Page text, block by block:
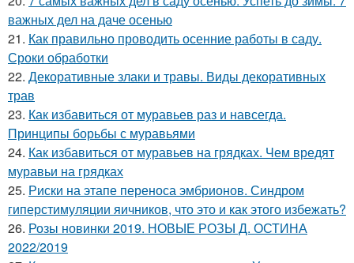
важных дел на даче осенью
21. Как правильно проводить осенние работы в саду.
Сроки обработки
22. Декоративные злаки и травы. Виды декоративных
трав
23. Как избавиться от муравьев раз и навсегда.
Принципы борьбы с муравьями
24. Как избавиться от муравьев на грядках. Чем вредят
муравьи на грядках
25. Риски на этапе переноса эмбрионов. Синдром
гиперстимуляции яичников, что это и как этого избежать?
26. Розы новинки 2019. НОВЫЕ РОЗЫ Д. ОСТИНА
2022/2019